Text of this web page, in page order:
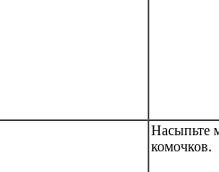
Насыпьте
комочков.